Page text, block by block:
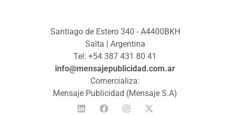
Santiago de Estero 340 - A4400BKH
Salta | Argentina
Tel: +54 387 431 80 41
info@mensajepublicidad.com.ar
Comercializa:
Mensaje Publicidad (Mensaje S.A)